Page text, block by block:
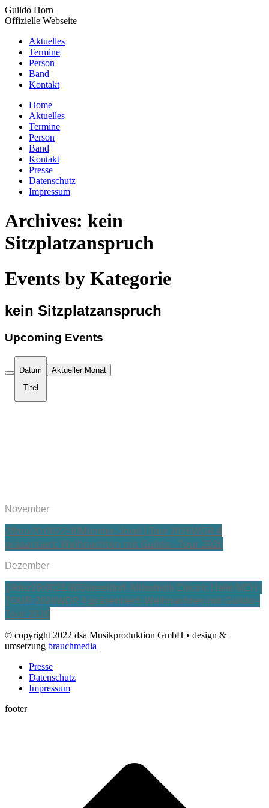
Zum
Inhalt
Guildo Horn
Offizielle Webseite
Aktuelles
Termine
Person
Band
Kontakt
YouTube
page
opens
new
window
Facebook
page
opens
new
window
page
opens
new
window
Instagram
page
opens
new
window
Home
Aktuelles
Termine
Person
Band
Kontakt
Presse
Datenschutz
Impressum
Archives: kein
Sitzplatzanspruch
Events by Kategorie
kein Sitzplatzanspruch
Upcoming Events
Datum
Titel
Aktueller Monat
November
28nov20:0022:30Münster- Jovel | Tour 2026WDR 4
präsentiert: Weihnachten mit Guildo - Tour 2026
Dezember
19dez19:0021:30Düsseldorf- Mitsubishi Electric Halle MEH |
TOUR 2026WDR 4 präsentiert: Weihnachten mit Guildo -
Tour 2026
© copyright 2022 dsa Musikproduktion GmbH • design &
umsetzung brauchmedia
Presse
Datenschutz
Impressum
footer